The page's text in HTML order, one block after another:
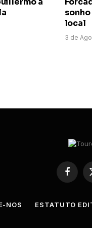
local
3 de
NOS ESTATUTO